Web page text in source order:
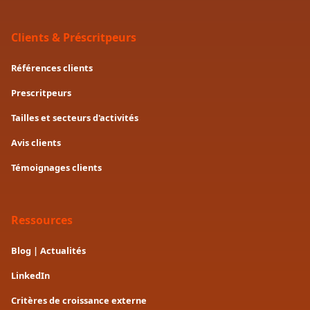
Clients & Préscritpeurs
Références clients
Prescritpeurs
Tailles et secteurs d'activités
Avis clients
Témoignages clients
Ressources
Blog | Actualités
LinkedIn
Critères de croissance externe